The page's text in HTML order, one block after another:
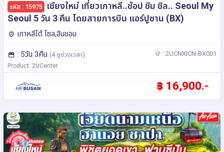
รหัส : 15975
เชียงใหม่ เที่ยวเกาหลี..ช้อป ชิม ชิล.. Seoul My
Seoul 5 วัน 3 คืน โดยสายการบิน แอร์ปูซาน (BX)
เกาหลีใต้ โซล,อินชอน
: 5วัน 3คืน (4 ดูช่วงเวลา) : 2UCNXICN-BX001
Product: 2UCenter
฿ 16,900.-